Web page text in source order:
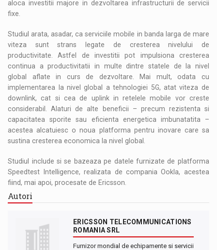
aloca investitii majore in dezvoltarea infrastructurii de servicii
fixe.
Studiul arata, asadar, ca serviciile mobile in banda larga de mare
viteza sunt strans legate de cresterea nivelului de
productivitate. Astfel de investitii pot impulsiona cresterea
continua a productivitatii in multe dintre statele de la nivel
global aflate in curs de dezvoltare. Mai mult, odata cu
implementarea la nivel global a tehnologiei 5G, atat viteza de
downlink, cat si cea de uplink in retelele mobile vor creste
considerabil. Alaturi de alte beneficii – precum rezistenta si
capacitatea sporite sau eficienta energetica imbunatatita –
acestea alcatuiesc o noua platforma pentru inovare care sa
sustina cresterea economica la nivel global.
Studiul include si se bazeaza pe datele furnizate de platforma
Speedtest Intelligence, realizata de compania Ookla, acestea
fiind, mai apoi, procesate de Ericsson.
Autori
ERICSSON TELECOMMUNICATIONS
ROMANIA SRL
Furnizor mondial de echipamente si servicii